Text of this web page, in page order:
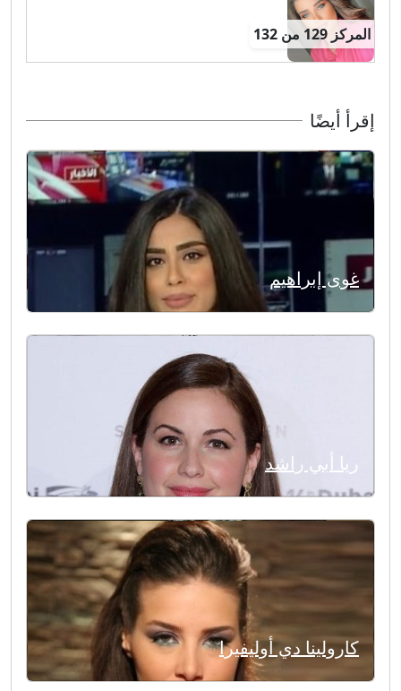
المركز 129 من 132
إقرأ أيضًا
غوى إبراهيم
ريا أبي راشد
كارولينا دي أوليفيرا